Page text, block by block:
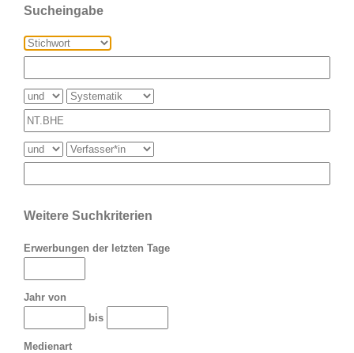
Sucheingabe
Weitere Suchkriterien
Erwerbungen der letzten Tage
Jahr von
bis
Medienart